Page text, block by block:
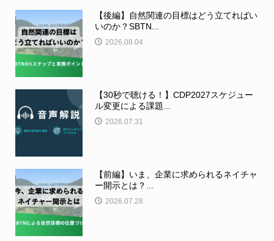
【後編】自然関連の目標はどう立てればい
いのか？SBTN...
2026.08.04
【30秒で聴ける！】CDP2027スケジュー
ル変更による課題...
2026.07.31
【前編】いま、企業に求められるネイチャ
ー開示とは？...
2026.07.28